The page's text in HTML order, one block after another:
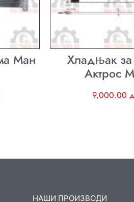
Ман Хладњак
Актрос
9,000.00
НАШИ ПРОИЗВОДИ